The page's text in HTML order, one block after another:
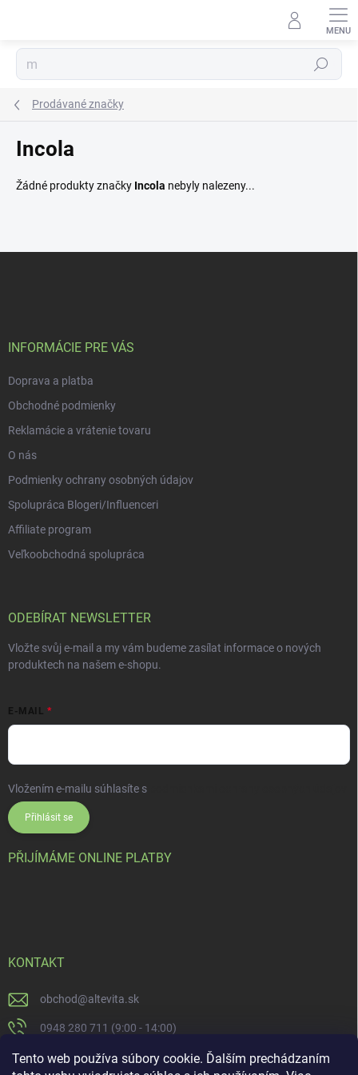
Tento web používa súbory cookie. Ďalším prechádzaním
Hledat
Prodávané značky
Incola
Žádné produkty značky Incola nebyly nalezeny...
INFORMÁCIE PRE VÁS
Doprava a platba
Obchodné podmienky
Reklamácie a vrátenie tovaru
O nás
Podmienky ochrany osobných údajov
Spolupráca Blogeri/Influenceri
Affiliate program
Veľkoobchodná spolupráca
ODEBÍRAT NEWSLETTER
Vložte svůj e-mail a my vám budeme zasílat informace o nových
produktech na našem e-shopu.
E-MAIL
Vložením e-mailu súhlasíte s
Přihlásit se
PŘIJÍMÁME ONLINE PLATBY
KONTAKT
obchod@altevita.sk
0948 280 711 (9:00 - 14:00)
Altevita.sk